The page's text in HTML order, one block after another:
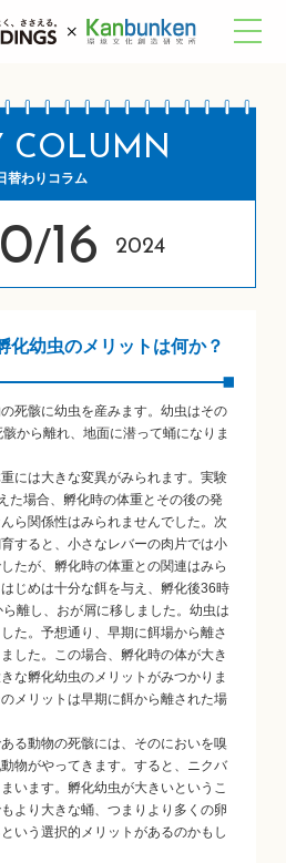
COLUMN
替わりコラム
/16 2024
化幼虫のメリットは何か？
死骸に幼虫を産みます。幼虫はその
から離れ、地面に潜って蛹になりま
には大きな変異がみられます。実験
た場合、孵化時の体重とその後の発
ら関係性はみられませんでした。次
すると、小さなレバーの肉片では小
たが、孵化時の体重との関連はみら
じめは十分な餌を与え、孵化後36時
離し、おが屑に移しました。幼虫は
た。予想通り、早期に餌場から離さ
した。この場合、孵化時の体が大き
な孵化幼虫のメリットがみつかりま
メリットは早期に餌から離された場
る動物の死骸には、そのにおいを嗅
物がやってきます。すると、ニクバ
います。孵化幼虫が大きいというこ
より大きな蛹、つまりより多くの卵
いう選択的メリットがあるのかもし